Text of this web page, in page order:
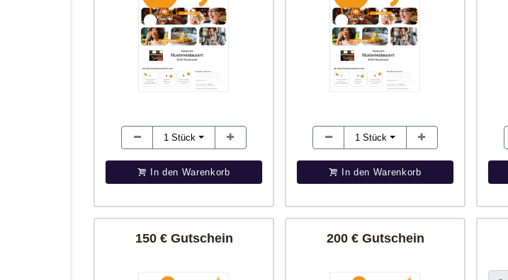
1Stück
In den Warenkorb
1Stück
In den Warenkorb
150 € Gutschein 200 € Gutschein